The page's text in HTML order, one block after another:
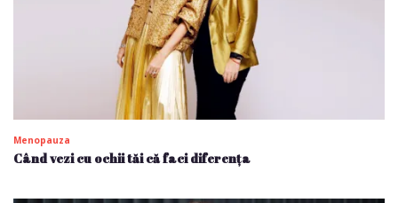
Menopauza
Când vezi cu ochii tăi că faci diferența